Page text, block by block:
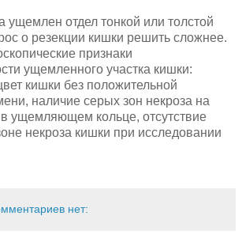
ущемлен отдел тонкой или толстой
о резекции кишки решить сложнее.
признаки
ущемленного участка кишки:
кишки без положительной
наличие серых зон некроза на
ущем­ляющем кольце, отсутствие
некроза кишки при исследовании
нет: